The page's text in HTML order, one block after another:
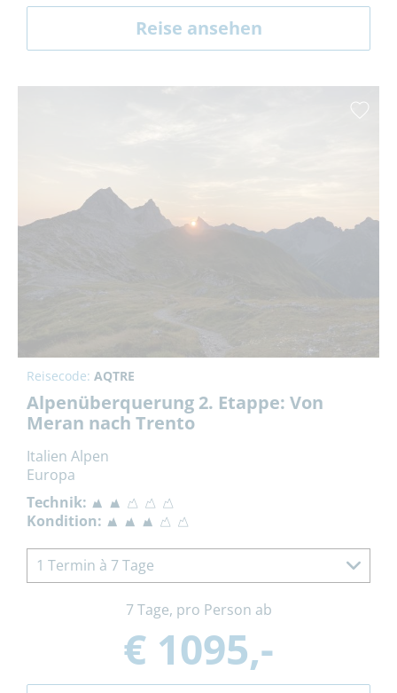
Reise ansehen
Reisecode: AQTRE
Alpenüberquerung 2. Etappe: Von
Meran nach Trento
Italien Alpen
Europa
Technik:
Kondition:
1 Termin à 7 Tage
7 Tage, pro Person ab
€ 1095,-